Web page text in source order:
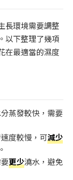
長環境需要調整
以下整理了幾項
在最適當的濕度
蒸發較快，需要
度較慢，可減少
更少澆水，避免